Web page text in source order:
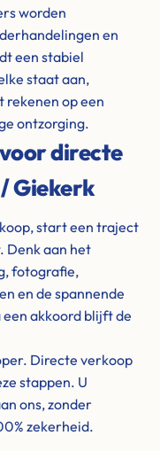
worden
en
een stabiel
staat aan,
rekenen op een
ontzorging.
directe
Giekerk
start een traject
Denk aan het
fotografie,
en de spannende
akkoord blijft de
Directe verkoop
stappen. U
ons, zonder
zekerheid.